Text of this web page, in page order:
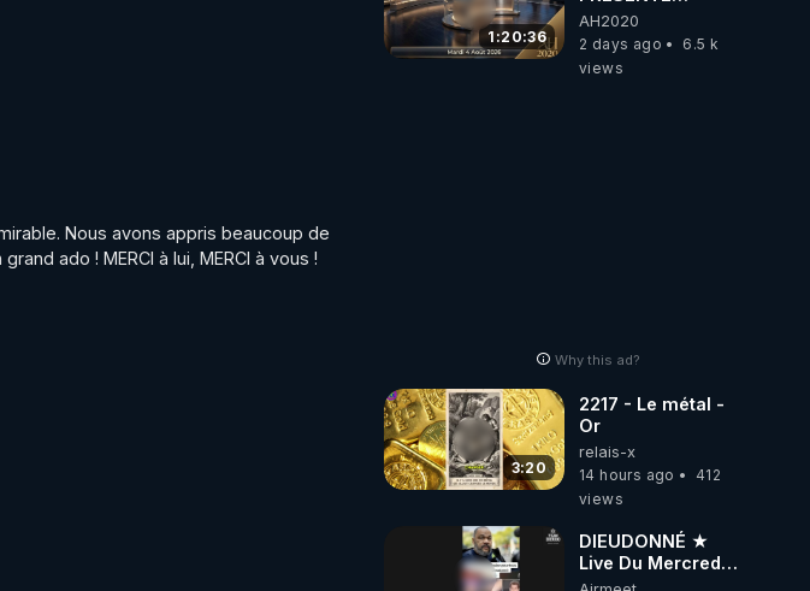
Nous avons appris beaucoup de
ado ! MERCI à lui, MERCI à vous !
1:20:36
AH2020 LE LIVE
20H ***DU
04/08/2026***
AH2020
2 days ago
6.5 k
views
Why this ad?
3:20
2217 - Le métal -
Or
relais-x
14 hours ago
412
views
DIEUDONNÉ ★
Live Du Mercredi
5 Août 2026